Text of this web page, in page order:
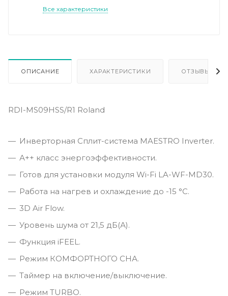
Все характеристики
ОПИСАНИЕ ХАРАКТЕРИСТИКИ ОТЗЫВЫ
RDI-MS09HSS/R1 Roland
Инверторная Сплит-система MAESTRO Inverter.
А++ класс энергоэффективности.
Готов для установки модуля Wi-Fi LA-WF-MD30.
Работа на нагрев и охлаждение до -15 °С.
3D Air Flow.
Уровень шума от 21,5 дБ(А).
Функция iFEEL.
Режим КОМФОРТНОГО СНА.
Таймер на включение/выключение.
Режим TURBO.